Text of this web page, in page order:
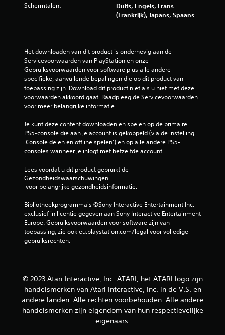
n
1
7
o
d
l
i
n
Schermtalen:
Duits, Engels, Frans
(Frankrijk), Japans, Spaans
Het downloaden van dit product is onderhevig aan de
Servicevoorwaarden van PlayStation en onze
Gebruiksvoorwaarden voor software plus alle andere
specifieke, aanvullende bepalingen die op dit product van
toepassing zijn. Download dit product niet als u niet met deze
voorwaarden akkoord gaat. Raadpleeg de Servicevoorwaarden
voor meer belangrijke informatie.
Je kunt deze content downloaden en spelen op de primaire
PS5-console die aan je account is gekoppeld (via de instelling
'Console delen en offline spelen') en op alle andere PS5-
consoles wanneer je inlogt met hetzelfde account.
Lees voordat u dit product gebruikt de
Gezondheidswaarschuwingen
voor belangrijke gezondheidsinformatie.
Bibliotheekprogramma's ©Sony Interactive Entertainment Inc.
exclusief in licentie gegeven aan Sony Interactive Entertainment
Europe. Gebruiksvoorwaarden voor software zijn van
toepassing, zie ook eu.playstation.com/legal voor volledige
gebruiksrechten.
© 2023 Atari Interactive, Inc. ATARI, het ATARI logo zijn
handelsmerken van Atari Interactive, Inc. in de V.S. en
andere landen. Alle rechten voorbehouden. Alle andere
handelsmerken zijn eigendom van hun respectievelijke
eigenaars.